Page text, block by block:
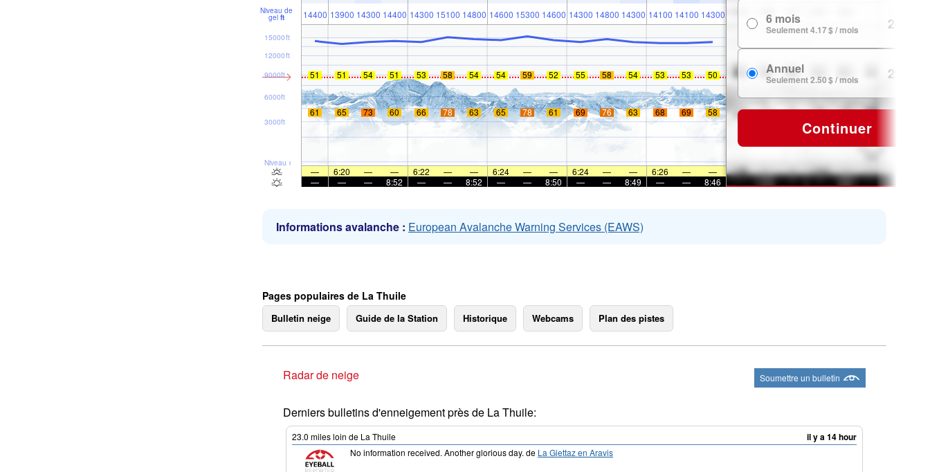
Niveau de
gel ft 14400 13900 14300 14400 14300 15100 14800 14600 15300 14600 14300 14800 14300 14100 14100 14300
Niveau de la mer
3000ft
6000ft
9000ft
12000ft
15000ft
51 51 54 51 53 58 54 54 59 52 55 58 54 53 53 50
61 65 73 60 66 78 63 65 78 61 69 76 63 68 69 58
— 6:20 — — 6:22 — — 6:24 — — 6:24 — — 6:26 —
—
—
— — 8:52 — — 8:52 — — 8:50 — — 8:49 — — 8:46
6 mois
Seulement 4.17 $ / mois 24.99 $
Annuel
Seulement 2.50 $ / mois 29.99 $
Continuer
Informations avalanche : European Avalanche Warning Services (EAWS)
Pages populaires de La Thuile
Bulletin neige Guide de la Station Historique Webcams Plan des pistes
Radar de neige Soumettre un bulletin
Derniers bulletins d'enneigement près de La Thuile:
23.0 milesloin de La Thuile il y a 14 hour
No information received. Another glorious day. de La Giettaz en Aravis